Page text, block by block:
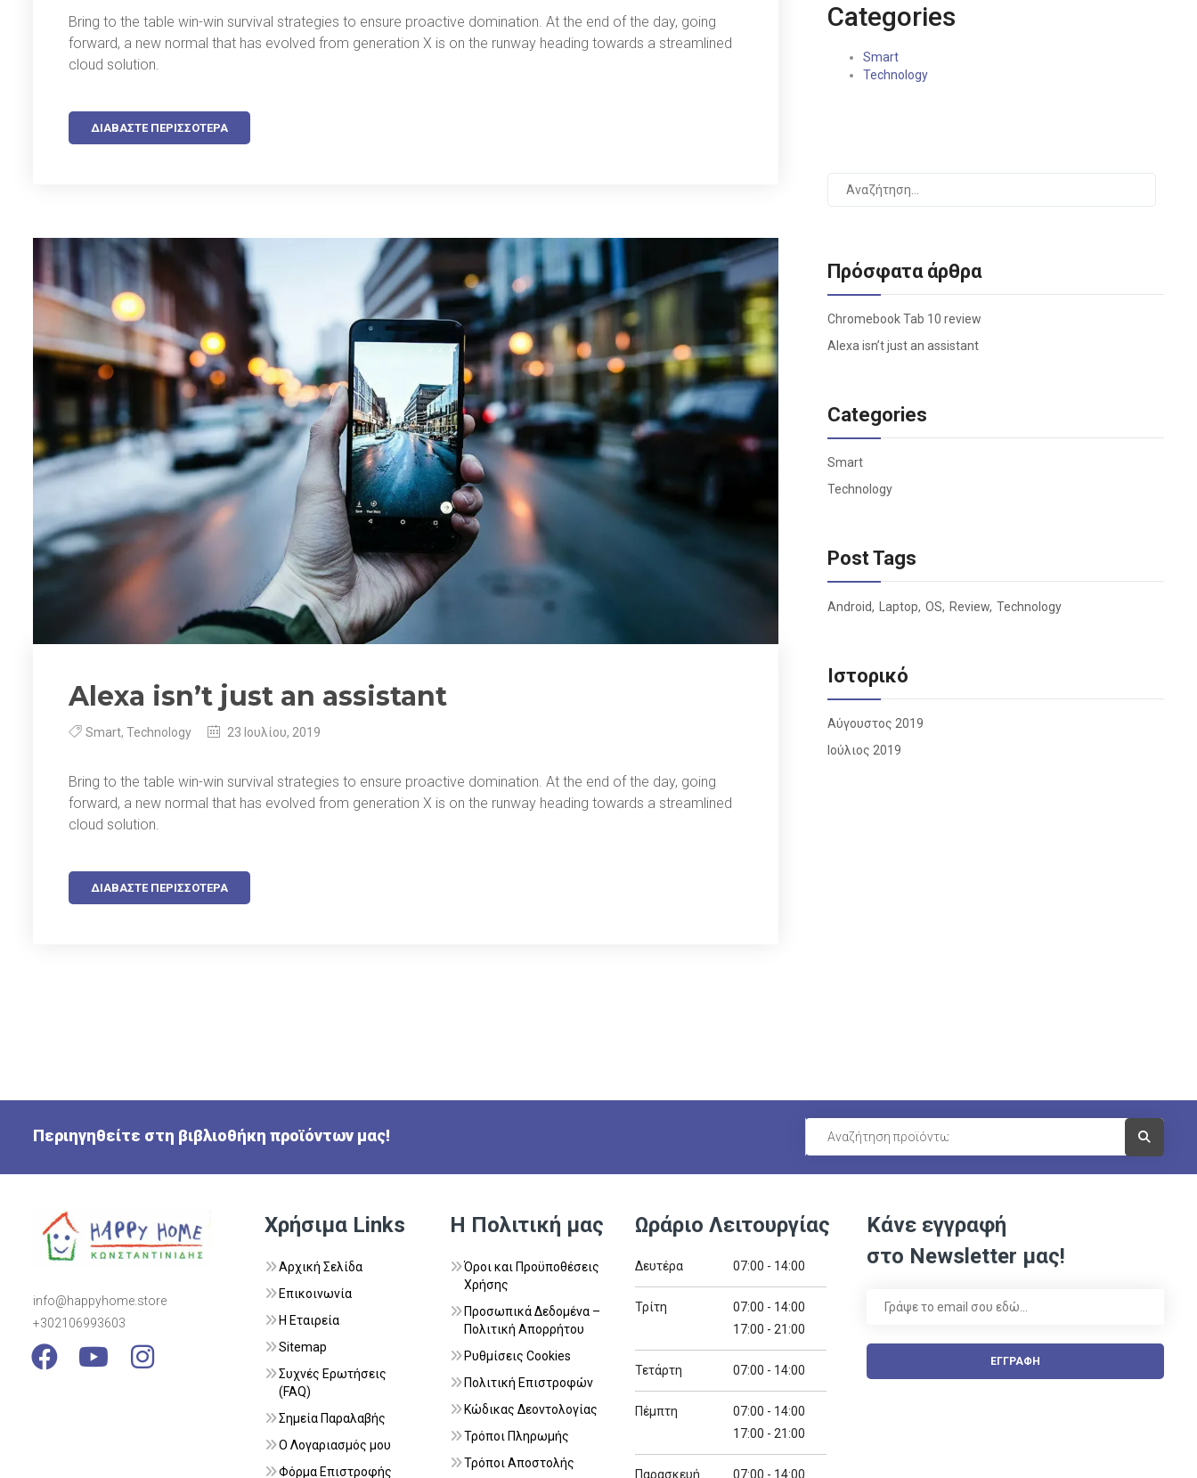
Bring to the table win-win survival strategies to ensure proactive domination. At the end of the day, going
forward, a new normal that has evolved from generation X is on the runway heading towards a streamlined
cloud solution.
ΔΙΑΒΆΣΤΕ ΠΕΡΙΣΣΌΤΕΡΑ
Alexa isn’t just an assistant
Smart, Technology 23 Ιουλίου, 2019
Bring to the table win-win survival strategies to ensure proactive domination. At the end of the day, going
forward, a new normal that has evolved from generation X is on the runway heading towards a streamlined
cloud solution.
ΔΙΑΒΆΣΤΕ ΠΕΡΙΣΣΌΤΕΡΑ
Categories
Smart
Technology
Πρόσφατα άρθρα
Chromebook Tab 10 review
Alexa isn’t just an assistant
Categories
Smart
Technology
Post Tags
Android Laptop OS Review Technology
Ιστορικό
Αύγουστος 2019
Ιούλιος 2019
Περιηγηθείτε στη βιβλιοθήκη προϊόντων μας! Visit Link
info@happyhome.store
+302106993603
Visit Link
Visit LinkVisit Link
Χρήσιμα Links
Αρχική Σελίδα
Επικοινωνία
Η Εταιρεία
Sitemap
Συχνές Ερωτήσεις
(FAQ)
Σημεία Παραλαβής
Ο Λογαριασμός μου
Φόρμα Επιστροφής
Η Πολιτική μας
Όροι και Προϋποθέσεις
Χρήσης
Προσωπικά Δεδομένα –
Πολιτική Απορρήτου
Ρυθμίσεις Cookies
Πολιτική Επιστροφών
Κώδικας Δεοντολογίας
Τρόποι Πληρωμής
Τρόποι Αποστολής
Ωράριο Λειτουργίας
Δευτέρα 07:00 - 14:00
Τρίτη
07:00 - 14:00
17:00 - 21:00
Τετάρτη 07:00 - 14:00
Πέμπτη
07:00 - 14:00
17:00 - 21:00
Παρασκευή 07:00 - 14:00
Κάνε εγγραφή
στο Newsletter μας!
ΕΓΓΡΑΦΗ